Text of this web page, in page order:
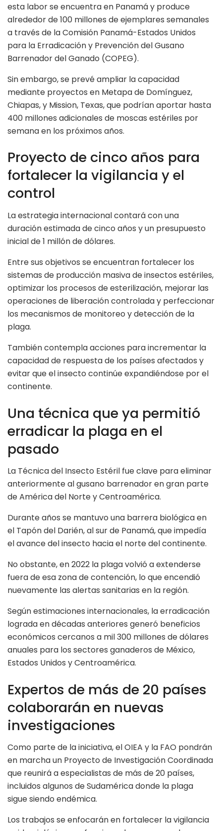
esta labor se encuentra en Panamá y produce
alrededor de 100 millones de ejemplares semanales
a través de la Comisión Panamá-Estados Unidos
para la Erradicación y Prevención del Gusano
Barrenador del Ganado (COPEG).
Sin embargo, se prevé ampliar la capacidad
mediante proyectos en Metapa de Domínguez,
Chiapas, y Mission, Texas, que podrían aportar hasta
400 millones adicionales de moscas estériles por
semana en los próximos años.
Proyecto de cinco años para
fortalecer la vigilancia y el
control
La estrategia internacional contará con una
duración estimada de cinco años y un presupuesto
inicial de 1 millón de dólares.
Entre sus objetivos se encuentran fortalecer los
sistemas de producción masiva de insectos estériles,
optimizar los procesos de esterilización, mejorar las
operaciones de liberación controlada y perfeccionar
los mecanismos de monitoreo y detección de la
plaga.
También contempla acciones para incrementar la
capacidad de respuesta de los países afectados y
evitar que el insecto continúe expandiéndose por el
continente.
Una técnica que ya permitió
erradicar la plaga en el
pasado
La Técnica del Insecto Estéril fue clave para eliminar
anteriormente al gusano barrenador en gran parte
de América del Norte y Centroamérica.
Durante años se mantuvo una barrera biológica en
el Tapón del Darién, al sur de Panamá, que impedía
el avance del insecto hacia el norte del continente.
No obstante, en 2022 la plaga volvió a extenderse
fuera de esa zona de contención, lo que encendió
nuevamente las alertas sanitarias en la región.
Según estimaciones internacionales, la erradicación
lograda en décadas anteriores generó beneficios
económicos cercanos a mil 300 millones de dólares
anuales para los sectores ganaderos de México,
Estados Unidos y Centroamérica.
Expertos de más de 20 países
colaborarán en nuevas
investigaciones
Como parte de la iniciativa, el OIEA y la FAO pondrán
en marcha un Proyecto de Investigación Coordinada
que reunirá a especialistas de más de 20 países,
incluidos algunos de Sudamérica donde la plaga
sigue siendo endémica.
Los trabajos se enfocarán en fortalecer la vigilancia